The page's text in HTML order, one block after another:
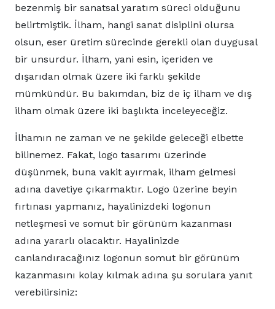
bezenmiş bir sanatsal yaratım süreci olduğunu
belirtmiştik. İlham, hangi sanat disiplini olursa
olsun, eser üretim sürecinde gerekli olan duygusal
bir unsurdur. İlham, yani esin, içeriden ve
dışarıdan olmak üzere iki farklı şekilde
mümkündür. Bu bakımdan, biz de iç ilham ve dış
ilham olmak üzere iki başlıkta inceleyeceğiz.
İlhamın ne zaman ve ne şekilde geleceği elbette
bilinemez. Fakat, logo tasarımı üzerinde
düşünmek, buna vakit ayırmak, ilham gelmesi
adına davetiye çıkarmaktır. Logo üzerine beyin
fırtınası yapmanız, hayalinizdeki logonun
netleşmesi ve somut bir görünüm kazanması
adına yararlı olacaktır. Hayalinizde
canlandıracağınız logonun somut bir görünüm
kazanmasını kolay kılmak adına şu sorulara yanıt
verebilirsiniz: